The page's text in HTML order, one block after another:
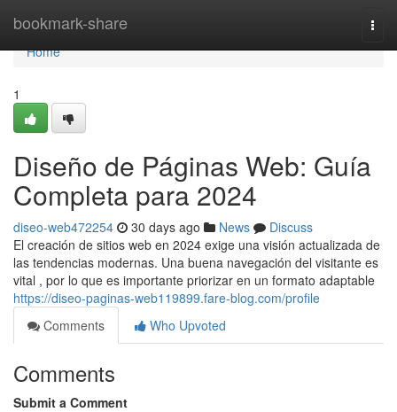
bookmark-share
Home
Home
1
Diseño de Páginas Web: Guía
Completa para 2024
diseo-web472254 30 days ago News
Discuss
El creación de sitios web en 2024 exige una visión actualizada de
las tendencias modernas. Una buena navegación del visitante es
vital , por lo que es importante priorizar en un formato adaptable
https://diseo-paginas-web119899.fare-blog.com/profile
Comments
Who Upvoted
Comments
Submit a Comment